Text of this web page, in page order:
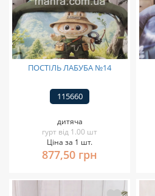
ПОСТІЛЬ ЛАБУБА №14
115660
дитяча
гурт від 1.00 шт
Ціна за 1 шт.
877,50 грн